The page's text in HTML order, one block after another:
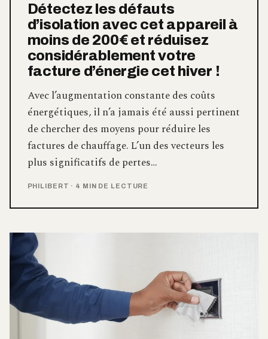
Détectez les défauts
d’isolation avec cet appareil à
moins de 200€ et réduisez
considérablement votre
facture d’énergie cet hiver !
Avec l’augmentation constante des coûts
énergétiques, il n’a jamais été aussi pertinent
de chercher des moyens pour réduire les
factures de chauffage. L’un des vecteurs les
plus significatifs de pertes…
PHILIBERT · 4 MIN DE LECTURE